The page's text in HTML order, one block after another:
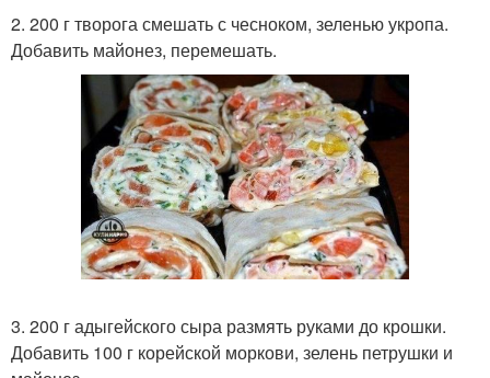
2. 200 г творога смешать с чесноком, зеленью укропа.
Добавить майонез, перемешать.
3. 200 г адыгейского сыра размять руками до крошки.
Добавить 100 г корейской моркови, зелень петрушки и